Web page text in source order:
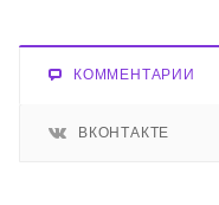
КОММЕНТАРИИ
ВКОНТАКТЕ